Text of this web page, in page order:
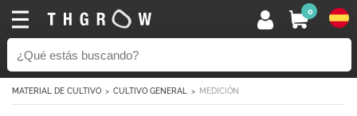
0
MATERIAL DE CULTIVO CULTIVO GENERAL MEDICIÓN